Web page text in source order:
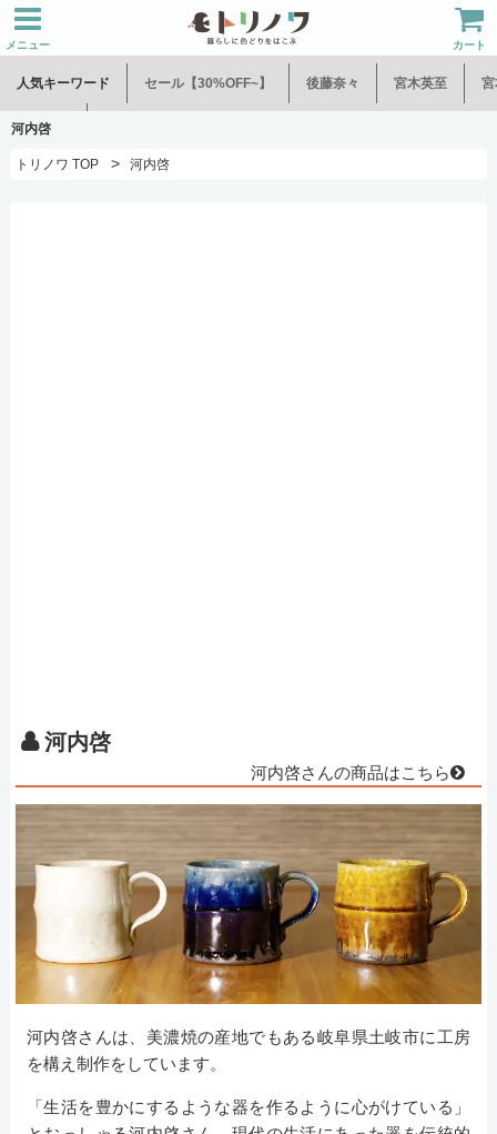
メニュー カート
人気キーワード セール【30%OFF~】 後藤奈々 宮木英至 宮
水谷和音
河内啓
トリノワ TOP > 河内啓
河内啓
河内啓さんの商品はこちら
河内啓さんは、美濃焼の産地でもある岐阜県土岐市に工房
を構え制作をしています。
「生活を豊かにするような器を作るように心がけている」